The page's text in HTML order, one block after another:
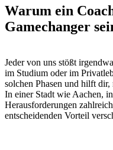
Warum ein
Gamechanger
Jeder von uns stößt
im Studium oder im
solchen Phasen und hilft
In einer Stadt wie Aachen,
Herausforderungen
entscheidenden Vorteil